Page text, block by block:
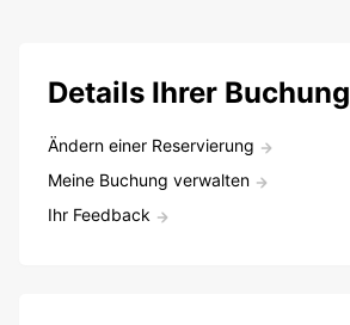
Details Ihrer Buchung
Ändern einer Reservierung
Meine Buchung verwalten
Ihr Feedback